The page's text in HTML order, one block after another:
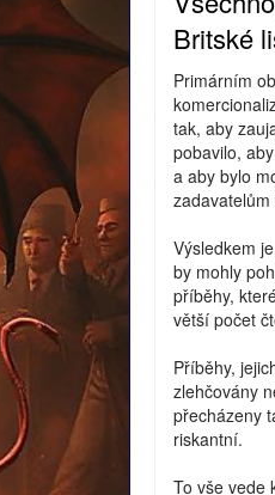
Britské
Primárním
tak, aby
pobavilo,
a aby bylo
zadavatelům
Výsledkem
by mohly
příběhy,
větší počet
Příběhy,
zlehčovány
přecházeny
riskantní.
To vše vede